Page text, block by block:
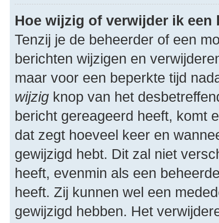
Hoe wijzig of verwijder ik een
Tenzij je de beheerder of een
berichten wijzigen en
maar voor een beperkte tijd
wijzig knop van het
bericht gereageerd heeft, komt
dat zegt hoeveel keer en
gewijzigd hebt. Dit zal niet
heeft, evenmin als een
heeft. Zij kunnen wel een
gewijzigd hebben. Het